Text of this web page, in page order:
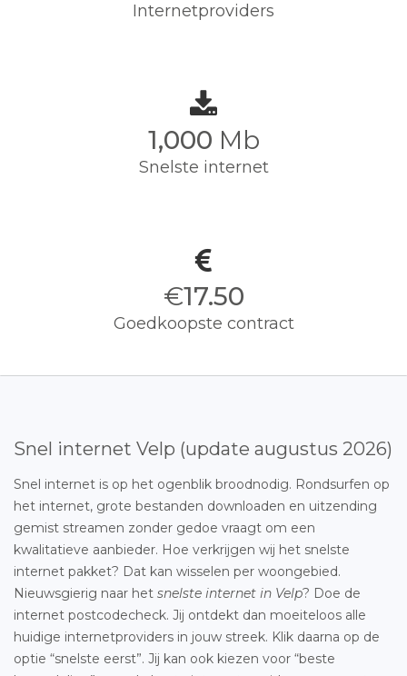
Internetproviders
1,000 Mb
Snelste internet
€17.50
Goedkoopste contract
Snel internet Velp (update augustus 2026)
Snel internet is op het ogenblik broodnodig. Rondsurfen op
het internet, grote bestanden downloaden en uitzending
gemist streamen zonder gedoe vraagt om een
kwalitatieve aanbieder. Hoe verkrijgen wij het snelste
internet pakket? Dat kan wisselen per woongebied.
Nieuwsgierig naar het snelste internet in Velp? Doe de
internet postcodecheck. Jij ontdekt dan moeiteloos alle
huidige internetproviders in jouw streek. Klik daarna op de
optie “snelste eerst”. Jij kan ook kiezen voor “beste